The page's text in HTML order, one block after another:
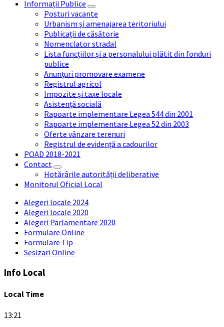
Informații Publice
Posturi vacante
Urbanism și amenajarea teritoriului
Publicații de căsătorie
Nomenclator stradal
Lista funcțiilor și a personalului plătit din fonduri
publice
Anunțuri promovare examene
Registrul agricol
Impozite și taxe locale
Asistență socială
Rapoarte implementare Legea 544 din 2001
Rapoarte implementare Legea 52 din 2003
Oferte vânzare terenuri
Registrul de evidență a cadourilor
POAD 2018-2021
Contact
Hotărârile autorității deliberative
Monitorul Oficial Local
Alegeri locale 2024
Alegeri locale 2020
Alegeri Parlamentare 2020
Formulare Online
Formulare Tip
Sesizari Online
Info Local
Local Time
13:21